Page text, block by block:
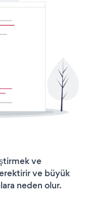
ve
ve büyük
neden olur.